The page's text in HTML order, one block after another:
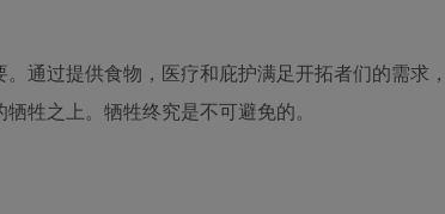
通过提供食物，医疗和庇护满足开拓者们的需求
牲之上。牺牲终究是不可避免的。